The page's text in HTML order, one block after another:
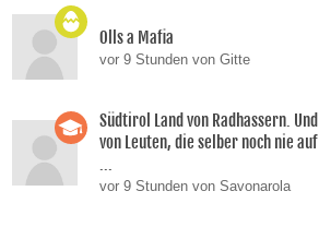
Olls a Mafia
vor 9 Stunden von Gitte
Südtirol Land von Radhassern. Und
von Leuten, die selber noch nie auf
...
vor 9 Stunden von Savonarola